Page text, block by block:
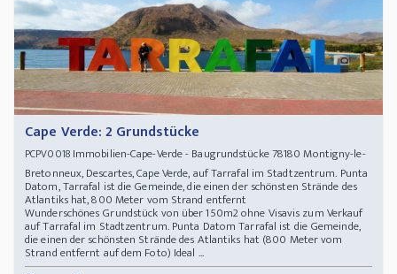
Cape Verde: 2 Grundstücke
PCPV0018Immobilien-Cape-Verde - Baugrundstücke 78180 Montigny-le-
Bretonneux, Descartes, Cape Verde, auf Tarrafal im Stadtzentrum. Punta
Datom, Tarrafal ist die Gemeinde, die einen der schönsten Strände des
Atlantiks hat, 800 Meter vom Strand entfernt
Wunderschönes Grundstück von über 150m2 ohne Visavis zum Verkauf
auf Tarrafal im Stadtzentrum. Punta Datom Tarrafal ist die Gemeinde,
die einen der schönsten Strände des Atlantiks hat (800 Meter vom
Strand entfernt auf dem Foto) Ideal ...